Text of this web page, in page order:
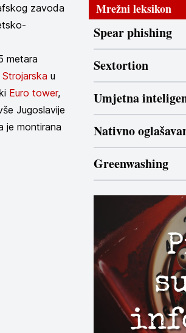
zavoda
metara
u
Euro tower,
Jugoslavije
je montirana
Mrežni leksikon
Spear phishing
Sextortion
Umjetna
Nativno
Greenwashing